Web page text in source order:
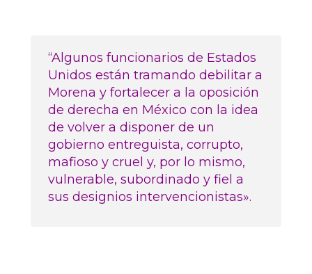
“Algunos funcionarios de Estados
Unidos están tramando debilitar a
Morena y fortalecer a la oposición
de derecha en México con la idea
de volver a disponer de un
gobierno entreguista, corrupto,
mafioso y cruel y, por lo mismo,
vulnerable, subordinado y fiel a
sus designios intervencionistas».